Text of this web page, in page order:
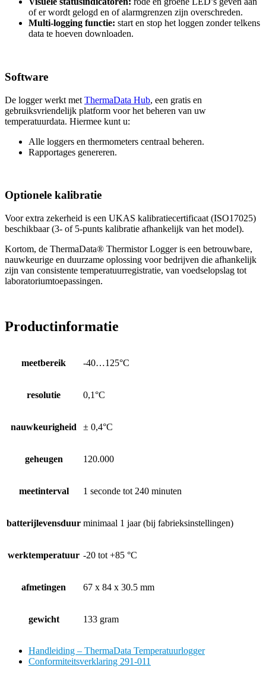
of er wordt gelogd en of alarmgrenzen zijn overschreden.
Multi-logging functie: start en stop het loggen zonder telkens
data te hoeven downloaden.
Software
De logger werkt met ThermaData Hub, een gratis en
gebruiksvriendelijk platform voor het beheren van uw
temperatuurdata. Hiermee kunt u:
Alle loggers en thermometers centraal beheren.
Rapportages genereren.
Optionele kalibratie
Voor extra zekerheid is een UKAS kalibratiecertificaat (ISO17025)
beschikbaar (3- of 5-punts kalibratie afhankelijk van het model).
Kortom, de ThermaData® Thermistor Logger is een betrouwbare,
nauwkeurige en duurzame oplossing voor bedrijven die afhankelijk
zijn van consistente temperatuurregistratie, van voedselopslag tot
laboratoriumtoepassingen.
Productinformatie
meetbereik -40…125°C
resolutie 0,1°C
nauwkeurigheid ± 0,4°C
geheugen 120.000
meetinterval 1 seconde tot 240 minuten
batterijlevensduur minimaal 1 jaar (bij fabrieksinstellingen)
werktemperatuur -20 tot +85 °C
afmetingen 67 x 84 x 30.5 mm
gewicht 133 gram
Handleiding – ThermaData Temperatuurlogger
Conformiteitsverklaring 291-011